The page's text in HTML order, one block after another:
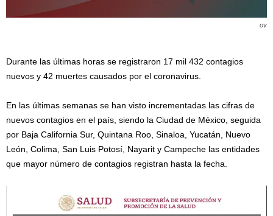
ov
Durante las últimas horas se registraron 17 mil 432 contagios
nuevos y 42 muertes causados por el coronavirus.
En las últimas semanas se han visto incrementadas las cifras de
nuevos contagios en el país, siendo la Ciudad de México, seguida
por Baja California Sur, Quintana Roo, Sinaloa, Yucatán, Nuevo
León, Colima, San Luis Potosí, Nayarit y Campeche las entidades
que mayor número de contagios registran hasta la fecha.